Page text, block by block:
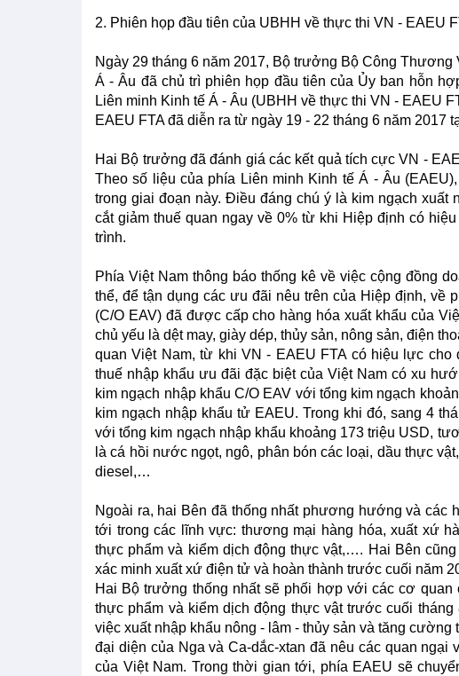
2. Phiên họp đầu tiên của UBHH về thực thi VN - EAEU
Ngày 29 tháng 6 năm 2017, Bộ trưởng Bộ Công
Á - Âu đã chủ trì phiên họp đầu tiên của Ủy ban hỗn
Liên minh Kinh tế Á - Âu (UBHH về thực thi VN - EAEU
EAEU FTA đã diễn ra từ ngày 19 - 22 tháng 6 năm 2017
Hai Bộ trưởng đã đánh giá các kết quả tích cực VN -
Theo số liệu của phía Liên minh Kinh tế Á - Âu
trong giai đoạn này. Điều đáng chú ý là kim ngạch
cắt giảm thuế quan ngay về 0% từ khi Hiệp định có
trình.
Phía Việt Nam thông báo thống kê về việc cộng đồng
thể, để tận dụng các ưu đãi nêu trên của Hiệp định, về
(C/O EAV) đã được cấp cho hàng hóa xuất khẩu của
chủ yếu là dệt may, giày dép, thủy sản, nông sản, điện
quan Việt Nam, từ khi VN - EAEU FTA có hiệu lực
thuế nhập khẩu ưu đãi đặc biệt của Việt Nam có xu
kim ngạch nhập khẩu C/O EAV với tổng kim ngạch
kim ngạch nhập khẩu tử EAEU. Trong khi đó, sang 4
với tổng kim ngạch nhập khẩu khoảng 173 triệu USD,
là cá hồi nước ngọt, ngô, phân bón các loại, dầu thực
diesel,…
Ngoài ra, hai Bên đã thống nhất phương hướng và
tới trong các lĩnh vực: thương mại hàng hóa, xuất xứ
thực phẩm và kiểm dịch động thực vật,…. Hai Bên
xác minh xuất xứ điện tử và hoàn thành trước cuối năm
Hai Bộ trưởng thống nhất sẽ phối hợp với các cơ
thực phẩm và kiểm dịch động thực vật trước cuối
việc xuất nhập khẩu nông - lâm - thủy sản và tăng
đại diện của Nga và Ca-dắc-xtan đã nêu các quan ngại
của Việt Nam. Trong thời gian tới, phía EAEU sẽ